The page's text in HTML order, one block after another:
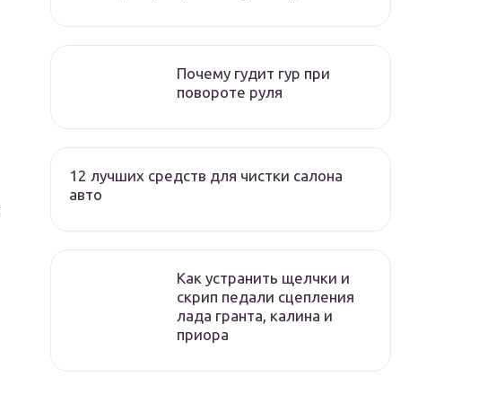
Почему гудит гур при
повороте руля
12 лучших средств для чистки салона
авто
Как устранить щелчки и
скрип педали сцепления
лада гранта, калина и
приора